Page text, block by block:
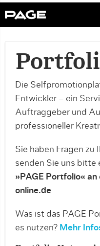
Die
Entwickler – ein
Auftraggeber und
professioneller
Sie haben Fragen zu
senden Sie uns bitte
»PAGE Portfolio«
online.de
Was ist das PAGE
es nutzen? Mehr